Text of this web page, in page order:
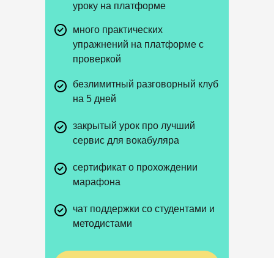
уроку на платформе
много практических
упражнений на платформе с
проверкой
безлимитный разговорный клуб
на 5 дней
закрытый урок про лучший
сервис для вокабуляра
сертификат о прохождении
марафона
чат поддержки со студентами и
методистами